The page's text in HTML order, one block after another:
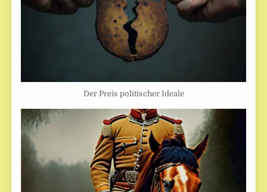
Der Preis politischer Ideale